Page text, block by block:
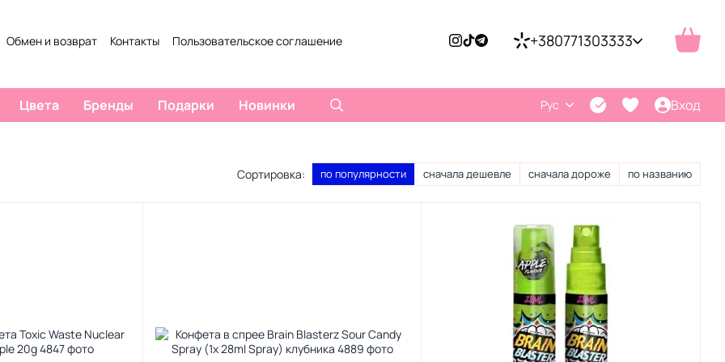
Обмен и возврат Контакты
Пользовательское соглашение
+380771303333
Цвета Бренды Подарки Новинки Рус Вход
Сортировка: по популярности сначала дешевле сначала дороже по названию